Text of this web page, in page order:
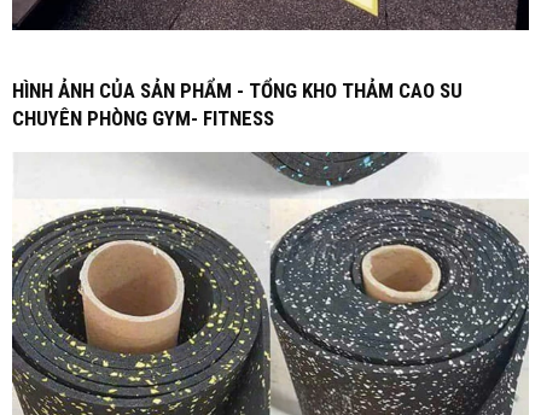
HÌNH ẢNH CỦA SẢN PHẨM - TỔNG KHO THẢM CAO SU
CHUYÊN PHÒNG GYM- FITNESS